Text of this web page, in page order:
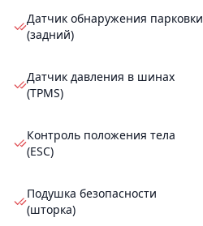
Датчик обнаружения парковки
(задний)
Датчик давления в шинах
(TPMS)
Контроль положения тела
(ESC)
Подушка безопасности
(шторка)